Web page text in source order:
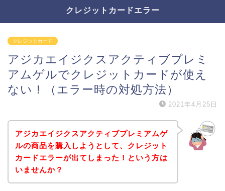
クレジットカードエラー
クレジットカード
アジカエイジクスアクティブプレミ
アムゲルでクレジットカードが使え
ない！（エラー時の対処方法）
2021年4月25日
アジカエイジクスアクティブプレミアムゲ
ルの商品を購入しようとして、クレジット
カードエラーが出てしまった！という方は
いませんか？